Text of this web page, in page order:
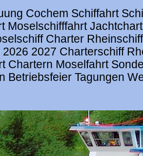
Cochem Schiffahrt
Moselschifffahrt
Charter
2027 Charterschiff
Chartern Moselfahrt
Betriebsfeier Tagungen